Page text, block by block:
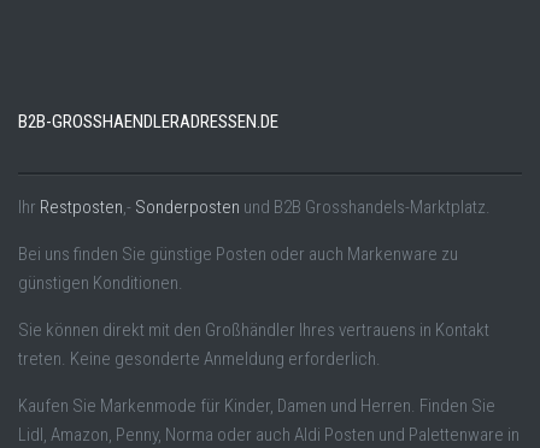
B2B-GROSSHAENDLERADRESSEN.DE
Ihr Restposten,- Sonderposten und B2B Grosshandels-Marktplatz.
Bei uns finden Sie günstige Posten oder auch Markenware zu
günstigen Konditionen.
Sie können direkt mit den Großhändler Ihres vertrauens in Kontakt
treten. Keine gesonderte Anmeldung erforderlich.
Kaufen Sie Markenmode für Kinder, Damen und Herren. Finden Sie
Lidl, Amazon, Penny, Norma oder auch Aldi Posten und Palettenware in